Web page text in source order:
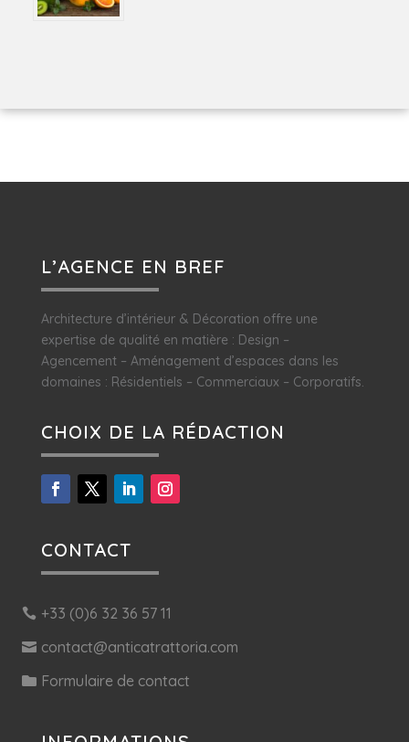
L’AGENCE EN BREF
Architecture d’intérieur & Décoration offre une
expertise de qualité en matière : Design –
Agencement – Aménagement d’espaces dans les
domaines : Résidentiels – Commerciaux – Corporatifs.
CHOIX DE LA RÉDACTION
CONTACT
+33 (0)6 32 36 57 11
contact@anticatrattoria.com
Formulaire de contact